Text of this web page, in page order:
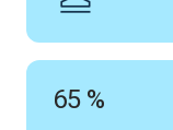
65 %